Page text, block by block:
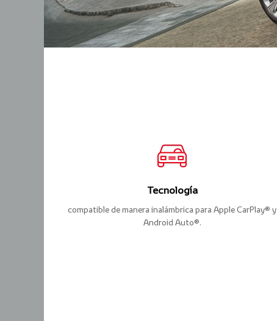
Tecnología
compatible de manera inalámbrica para Apple CarPlay® y
Android Auto®.